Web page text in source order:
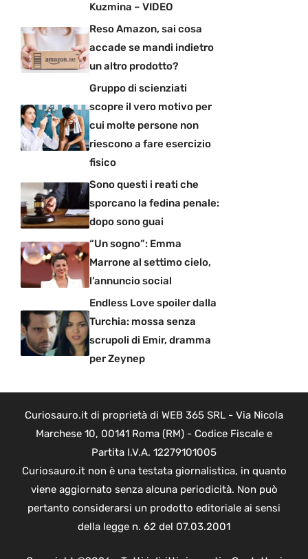
Kuzmina – VIDEO
Reso Amazon, sai cosa
accade se mandi indietro
un altro prodotto?
Gruppo di scienziati
scopre il vero motivo per
cui molte persone non
riescono a fare esercizio
fisico
Sono questi i reati che
sporcano la fedina penale:
dopo sono guai
“Un sogno”: Emma
Marrone al settimo cielo,
l’annuncio social
Endless Love spoiler dalla
Turchia: mossa senza
scrupoli di Emir, dramma
per Zeynep
Curiosauro.it di proprietà di WEB 365 SRL - Via Nicola
Marchese 10, 00141 Roma (RM) - Codice Fiscale e
Partita I.V.A. 12279101005
Curiosauro.it non è una testata giornalistica, in quanto
viene aggiornato senza alcuna periodicità. Non può
pertanto considerarsi un prodotto editoriale ai sensi
della legge n. 62 del 07.03.2001